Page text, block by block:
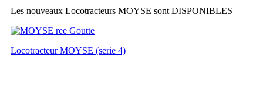
Les nouveaux Locotracteurs MOYSE sont DISPONIBLES
Locotracteur MOYSE (serie 4)